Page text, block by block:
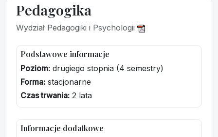
Pedagogika
Wydział Pedagogiki i Psychologii
Podstawowe informacje
Poziom: drugiego stopnia (4 semestry)
Forma: stacjonarne
Czas trwania: 2 lata
Informacje dodatkowe